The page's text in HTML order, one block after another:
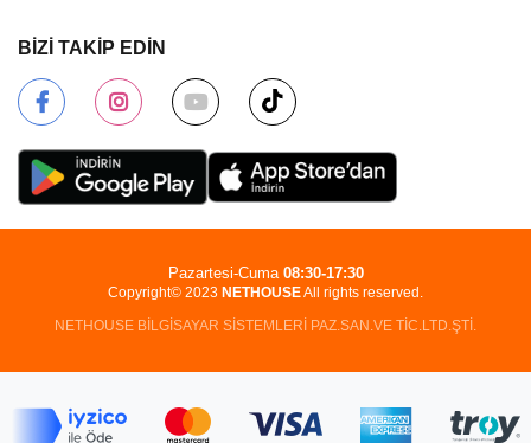
BİZİ TAKİP EDİN
Copyright© 2023 NETHOUSEAll rights reserved.
NETHOUSE BİLGİSAYAR SİSTEMLERİ PAZ.SAN.VE TİC.LTD.ŞTİ.
Pazartesi-Cuma 08:30-17:30